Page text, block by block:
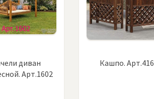
диван
Арт.1602
Кашпо. Арт.416